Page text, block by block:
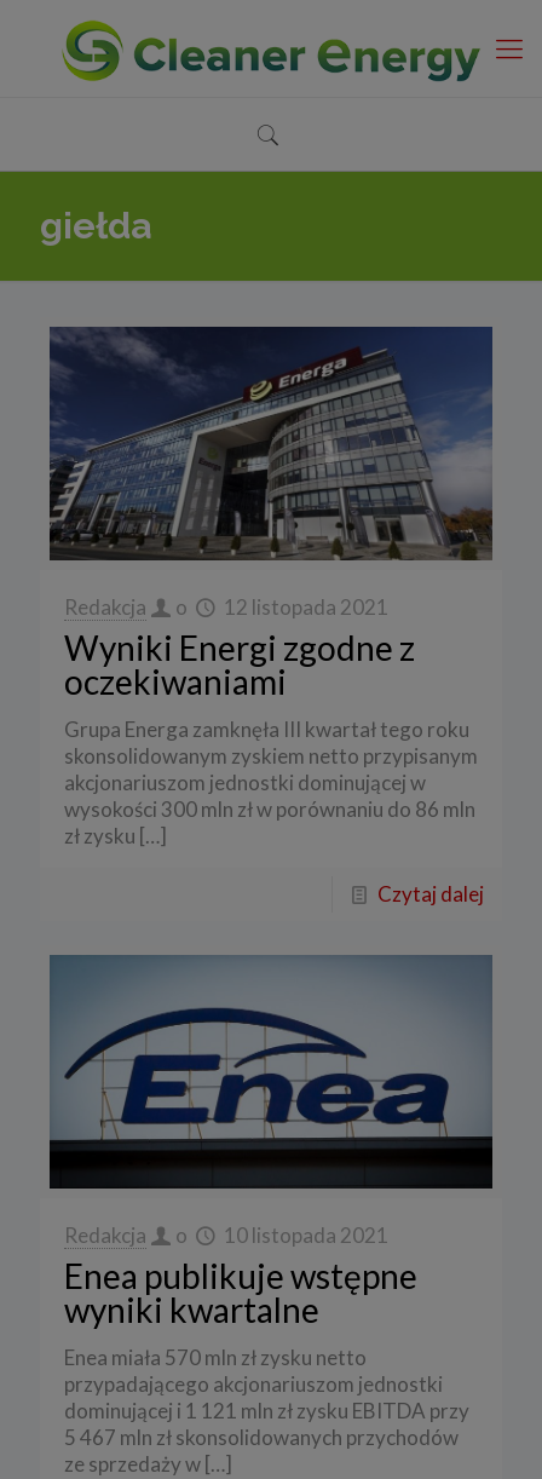
giełda
Redakcja o 12 listopada 2021
Wyniki Energi zgodne z
oczekiwaniami
Grupa Energa zamknęła III kwartał tego roku
skonsolidowanym zyskiem netto przypisanym
akcjonariuszom jednostki dominującej w
wysokości 300 mln zł w porównaniu do 86 mln
zł zysku […]
Czytaj dalej
Redakcja o 10 listopada 2021
Enea publikuje wstępne
wyniki kwartalne
Enea miała 570 mln zł zysku netto
przypadającego akcjonariuszom jednostki
dominującej i 1 121 mln zł zysku EBITDA przy
5 467 mln zł skonsolidowanych przychodów
ze sprzedaży w […]